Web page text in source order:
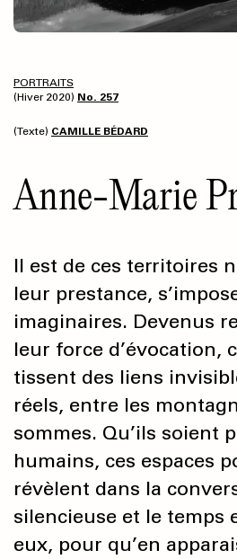
PORTRAITS
(Hiver 2020) No. 257
(Texte) CAMILLE BÉDARD
Anne-Marie
Il est de ces territoires
leur prestance,
imaginaires. Devenus
leur force d’évocation,
tissent des liens
réels, entre les
sommes. Qu’ils soient
humains, ces espaces
révèlent dans la
silencieuse et le temps
eux, pour qu’en